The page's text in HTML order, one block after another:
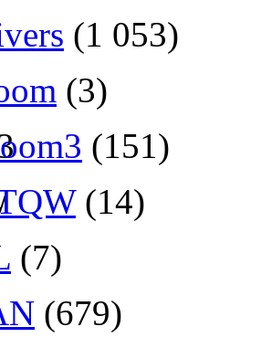
(1 053)
(3)
(151)
(14)
(7)
(679)